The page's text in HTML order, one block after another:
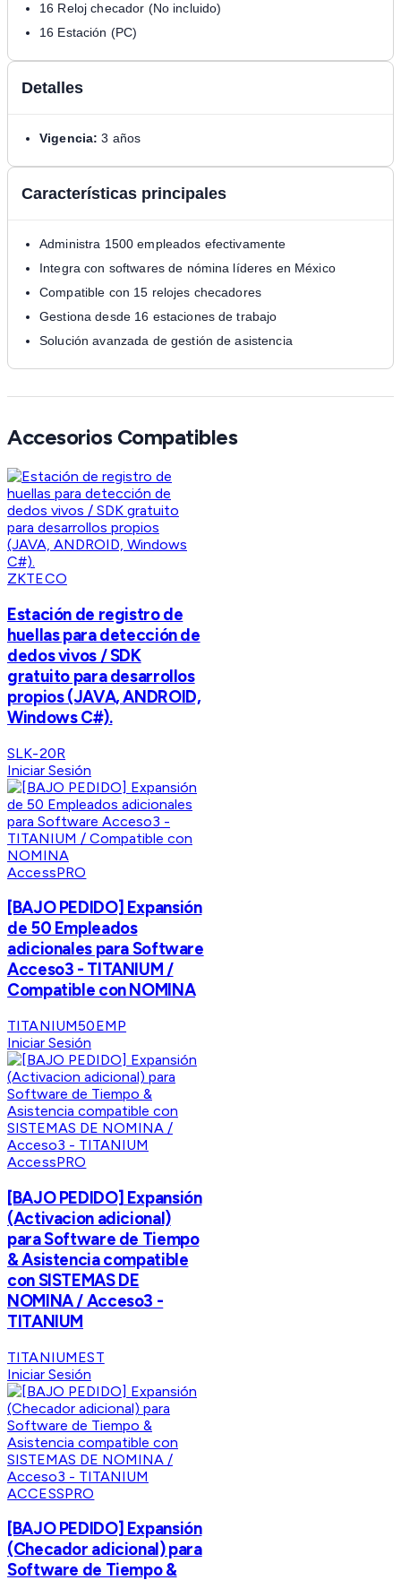
16 Reloj checador (No incluido)
16 Estación (PC)
Detalles
Vigencia: 3 años
Características principales
Administra 1500 empleados efectivamente
Integra con softwares de nómina líderes en México
Compatible con 15 relojes checadores
Gestiona desde 16 estaciones de trabajo
Solución avanzada de gestión de asistencia
Accesorios Compatibles
ZKTECO
Estación de registro de
huellas para detección de
dedos vivos / SDK
gratuito para desarrollos
propios (JAVA, ANDROID,
Windows C#).
SLK-20R
Iniciar Sesión
AccessPRO
[BAJO PEDIDO] Expansión
de 50 Empleados
adicionales para Software
Acceso3 - TITANIUM /
Compatible con NOMINA
TITANIUM50EMP
Iniciar Sesión
AccessPRO
[BAJO PEDIDO] Expansión
(Activacion adicional)
para Software de Tiempo
& Asistencia compatible
con SISTEMAS DE
NOMINA / Acceso3 -
TITANIUM
TITANIUMEST
Iniciar Sesión
ACCESSPRO
[BAJO PEDIDO] Expansión
(Checador adicional) para
Software de Tiempo &